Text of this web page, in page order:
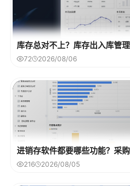
库存总对不上？库存出入库管
72 2026/08/06
进销存软件都要哪些功能？采
216 2026/08/05